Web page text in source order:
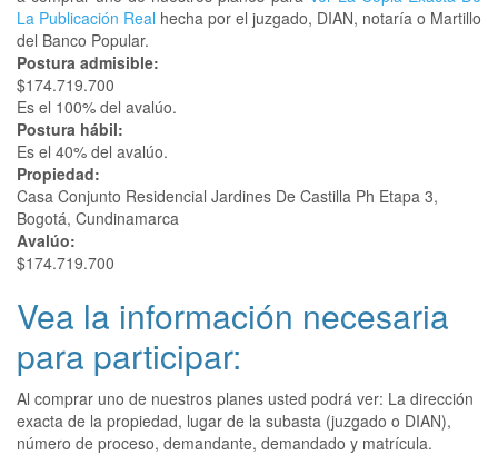
La Publicación Real hecha por el juzgado, DIAN, notaría o Martillo
del Banco Popular.
Postura admisible:
$174.719.700
Es el 100% del avalúo.
Postura hábil:
Es el 40% del avalúo.
Propiedad:
Casa Conjunto Residencial Jardines De Castilla Ph Etapa 3,
Bogotá, Cundinamarca
Avalúo:
$174.719.700
Vea la información necesaria
para participar:
Al comprar uno de nuestros planes usted podrá ver: La dirección
exacta de la propiedad, lugar de la subasta (juzgado o DIAN),
número de proceso, demandante, demandado y matrícula.